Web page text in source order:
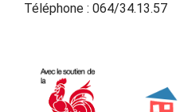
Téléphone : 064/34.13.57